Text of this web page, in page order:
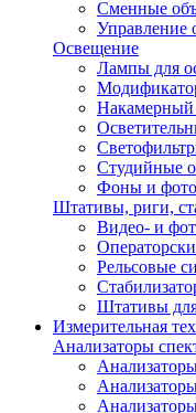
Сменные
Управление
Освещение
Лампы для
Накамерный
Студийные
Фоны и
Штативы, риги,
Видео- и
Рельсовые
Штативы
Измерительная
Анализаторы